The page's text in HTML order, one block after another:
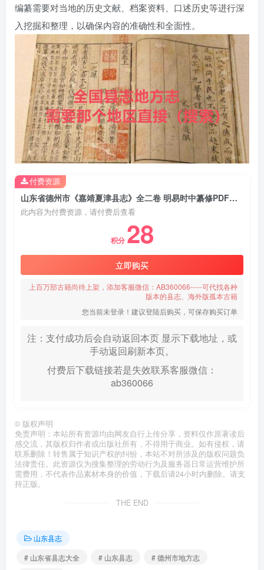
编纂需要对当地的历史文献、档案资料、口述历史等进行深
入挖掘和整理，以确保内容的准确性和全面性。
山东省德州市《嘉靖夏津县志》全二卷 明易时中纂修PDF电子版地方志下载
此内容为付费资源，请付费后查看
积分 28
立即购买
上百万部古籍尚待上架，添加客服微信：AB360066-----可代找各种
版本的县志、海外版孤本古籍
您当前未登录！建议登陆后购买，可保存购买订单
注：支付成功后会自动返回本页 显示下载地址，或
手动返回刷新本页。
付费后下载链接若是失效联系客服微信：
ab360066
付费资源
© 版权声明
免责声明：本站所有资源均由网友自行上传分享，资料仅作原著读后
感交流，其版权归作者或出版社所有，不得用于商业。如有侵权，请
联系删除！转售属于知识产权的纠纷，本站不对所涉及的版权问题负
法律责任。此资源仅为搜集整理的劳动行为及服务器日常运营维护所
需费用，不代表作品素材本身的价值，下载后请24小时内删除。请支
持正版。
THE END
山东县志
# 山东省县志大全
# 山东县志
# 德州市地方志